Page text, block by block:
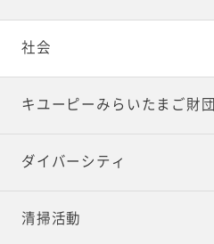
社会
キユーピーみらいたまご財団
ダイバーシティ
清掃活動